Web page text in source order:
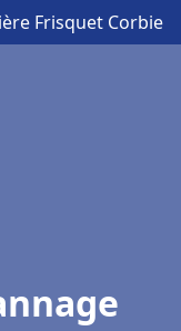
Frisquet Corbie